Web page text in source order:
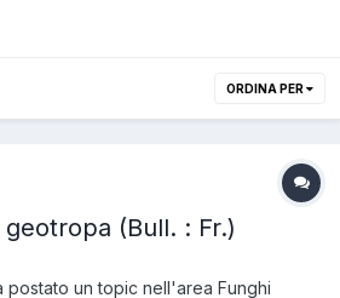
ORDINA PER
(Bull. : Fr.)
postato un topic nell'area Funghi